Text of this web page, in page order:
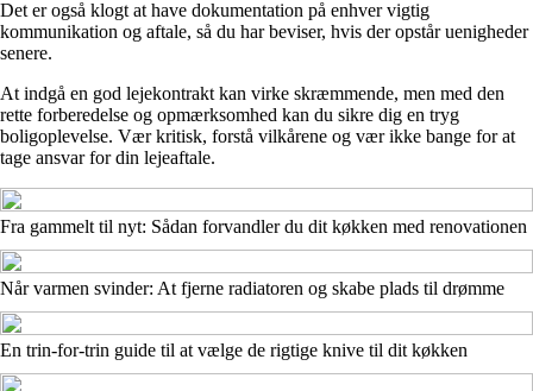
Det er også klogt at have dokumentation på enhver vigtig
kommunikation og aftale, så du har beviser, hvis der opstår uenigheder
senere.
At indgå en god lejekontrakt kan virke skræmmende, men med den
rette forberedelse og opmærksomhed kan du sikre dig en tryg
boligoplevelse. Vær kritisk, forstå vilkårene og vær ikke bange for at
tage ansvar for din lejeaftale.
Fra gammelt til nyt: Sådan forvandler du dit køkken med renovationen
Når varmen svinder: At fjerne radiatoren og skabe plads til drømme
En trin-for-trin guide til at vælge de rigtige knive til dit køkken